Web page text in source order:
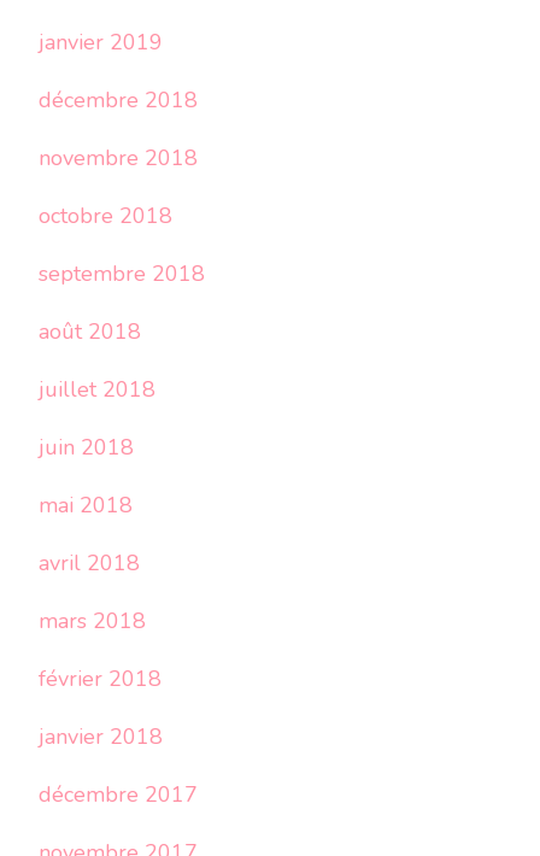
janvier 2019
décembre 2018
novembre 2018
octobre 2018
septembre 2018
août 2018
juillet 2018
juin 2018
mai 2018
avril 2018
mars 2018
février 2018
janvier 2018
décembre 2017